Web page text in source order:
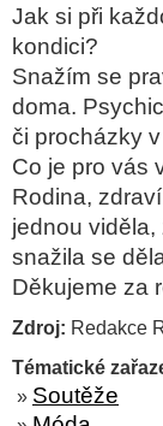
Jak si při
kondici?
Snažím se
doma.
či procházky
Co je pro vás
Rodina,
jednou
snažila se
Děkujeme za
Zdroj: Redakce
Tématické
» Soutěže